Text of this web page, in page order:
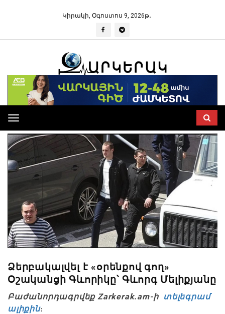
Կիրակի, Օգոստոս 9, 2026թ․
Toggle
navigation
Ձերբակալվել է «օրենքով գող»
Օշականցի Գևորիկը՝ Գևորգ Մելիքյանը
Բաժանորդագրվեք Zarkerak.am-ի տելեգրամ
ալիքին։